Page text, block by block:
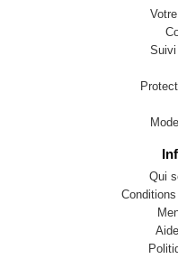
Suivi
Qui